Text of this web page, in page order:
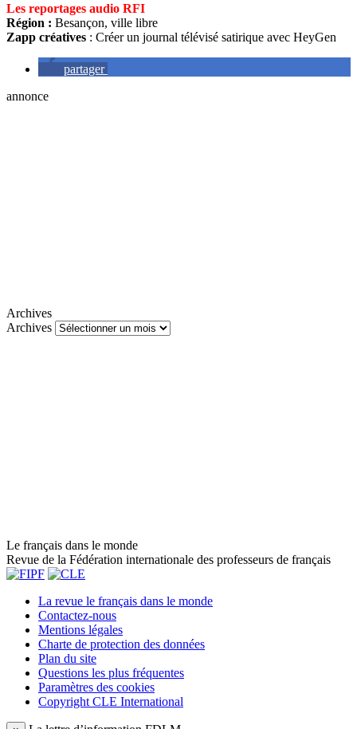
Les reportages audio RFI
Région : Besançon, ville libre
Zapp créatives : Créer un journal télévisé satirique avec HeyGen
partager
annonce
Archives
Archives
Le français dans le monde
Revue de la Fédération internationale des professeurs de français
La revue le français dans le monde
Contactez-nous
Mentions légales
Charte de protection des données
Plan du site
Questions les plus fréquentes
Paramètres des cookies
Copyright CLE International